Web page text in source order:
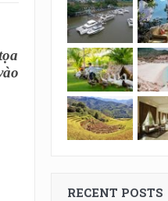
RECENT POSTS